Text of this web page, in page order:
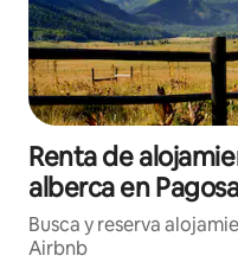
Renta de
alberca en
Busca y reserva
Airbnb